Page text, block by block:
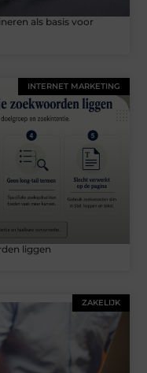
als basis voor
INTERNET MARKETING
liggen
ZAKELIJK